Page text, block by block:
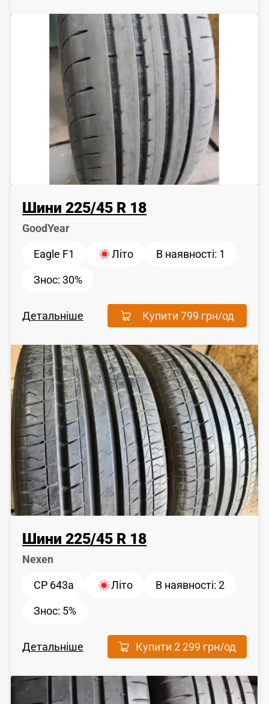
Шини 225/45 R 18
GoodYear
Eagle F1 Літо В наявності: 1
Знос: 30%
Детальніше Купити 799 грн/од
Шини 225/45 R 18
Nexen
CP 643a Літо В наявності: 2
Знос: 5%
Детальніше Купити2 299 грн/од